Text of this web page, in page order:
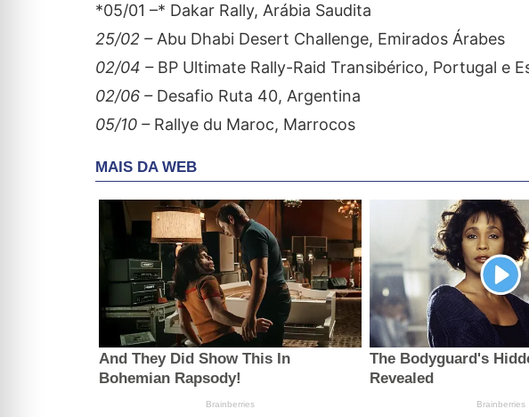
*05/01 –* Dakar Rally, Arábia Saudita
25/02 –Abu Dhabi Desert Challenge, Emirados Árabes
02/04 –BP Ultimate Rally-Raid Transibérico, Portugal e
02/06 –Desafio Ruta 40, Argentina
05/10 –Rallye du Maroc, Marrocos